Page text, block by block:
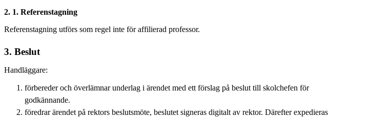
2. 1. Referenstagning
Referenstagning utförs som regel inte för affilierad professor.
3. Beslut
Handläggare:
förbereder och överlämnar underlag i ärendet med ett förslag på beslut till skolchefen för
godkännande.
föredrar ärendet på rektors beslutsmöte, beslutet signeras digitalt av rektor. Därefter expedieras